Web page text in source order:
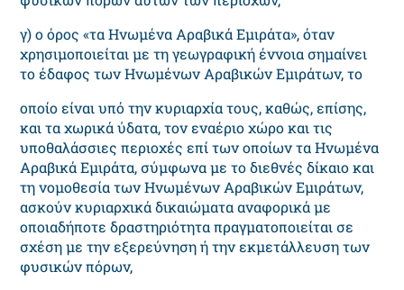
γ) ο όρος «τα Ηνωμένα Αραβικά Εμιράτα», όταν
χρησιμοποιείται με τη γεωγραφική έννοια σημαίνει
το έδαφος των Ηνωμένων Αραβικών Εμιράτων, το
οποίο είναι υπό την κυριαρχία τους, καθώς, επίσης,
και τα χωρικά ύδατα, τον εναέριο χώρο και τις
υποθαλάσσιες περιοχές επί των οποίων τα Ηνωμένα
Αραβικά Εμιράτα, σύμφωνα με το διεθνές δίκαιο και
τη νομοθεσία των Ηνωμένων Αραβικών Εμιράτων,
ασκούν κυριαρχικά δικαιώματα αναφορικά με
οποιαδήποτε δραστηριότητα πραγματοποιείται σε
σχέση με την εξερεύνηση ή την εκμετάλλευση των
φυσικών πόρων,